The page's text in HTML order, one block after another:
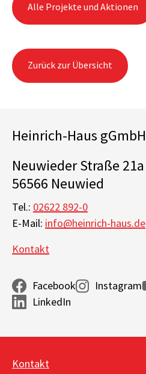
Alle Projekte und Aktionen
Zurück zur Übersicht
Heinrich-Haus gGmbH
Neuwieder Straße 21a
56566 Neuwied
Tel.: 02622 892-0
E-Mail: info@heinrich-haus.de
Kontakt
Facebook Instagram
LinkedIn
Kontakt